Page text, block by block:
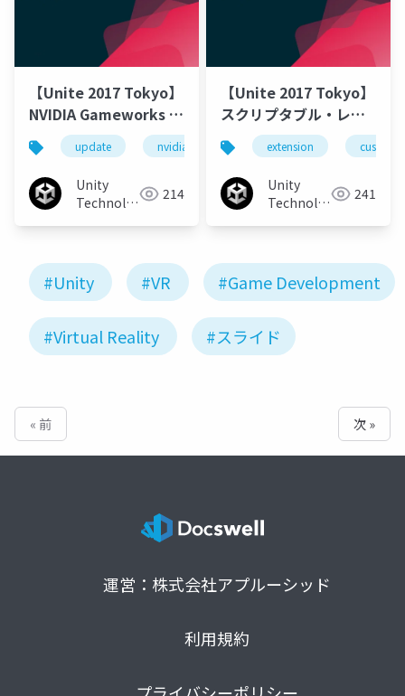
【Unite 2017 Tokyo】
NVIDIA Gameworks ア
ップデートおよびAnsel
とVRWorksの紹介
update nvidia unity unity3d
Unity
Technologies 214
【Unite 2017 Tokyo】
スクリプタブル・レン
ダーパイプラインのカ
スタマイズと拡張
extension
Unity
Technologies 241
#Unity #VR #Game Development
#Virtual Reality #スライド
« 前 次 »
運営：株式会社アプルーシッド
利用規約